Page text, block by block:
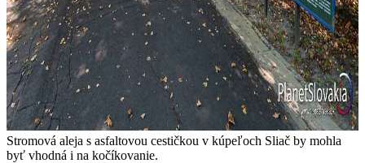
Stromová aleja s asfaltovou cestičkou v kúpeľoch Sliač by mohla
byť vhodná i na kočíkovanie.